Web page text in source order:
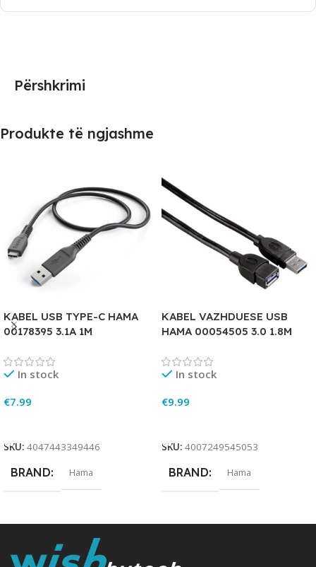
Përshkrimi
Produkte të ngjashme
KABEL USB TYPE-C HAMA
00178395 3.1A 1M
In stock
€7.99
SKU: 4047443349446
BRAND Hama
KABEL VAZHDUESE USB
HAMA 00054505 3.0 1.8M
In stock
€9.99
SKU: 4007249545053
BRAND Hama